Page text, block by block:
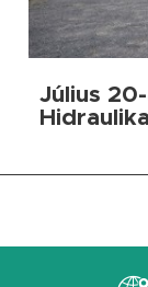
Július